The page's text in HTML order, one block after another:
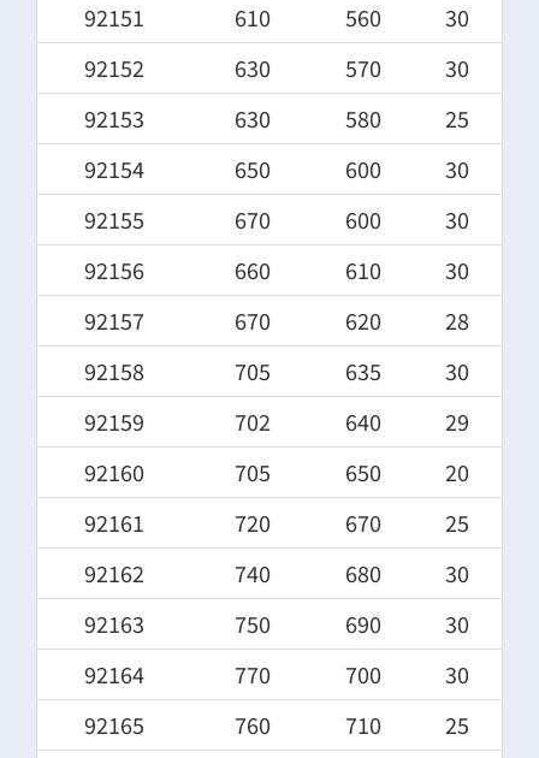
92151
610 560
30
92152
630 570
30
92153
630 580
25
92154
650 600
30
92155
670 600
30
92156
660 610
30
92157
670 620
28
92158
705 635
30
92159
702 640
29
92160
705 650
20
92161
720 670
25
92162
740 680
30
92163
750 690
30
92164
770 700
30
92165
760 710
25